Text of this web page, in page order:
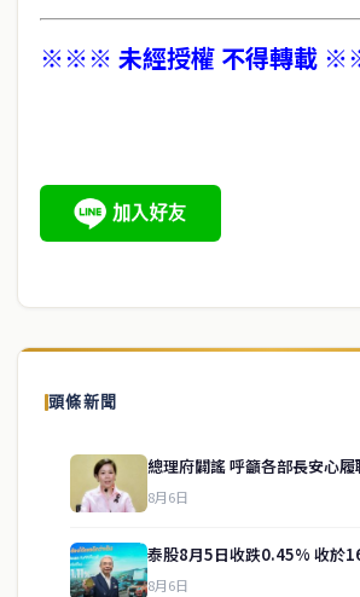
※※※ 未經授權 不得轉載
頭條新聞
總理府闢謠 呼籲各部長安心履
8月6日
泰股8月5日收
8月6日